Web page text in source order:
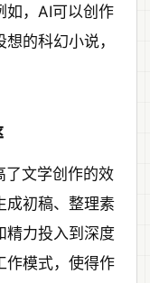
如，AI可以创作
的科幻小说，
了文学创作的效
成初稿、整理素
精力投入到深度
作模式，使得作